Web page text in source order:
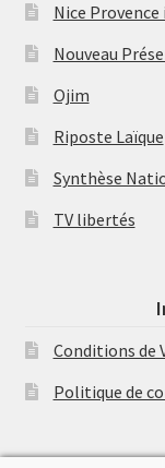
Nice
Nouveau
Ojim
Riposte Laïque
Synthèse
TV libertés
Conditions de
Politique de